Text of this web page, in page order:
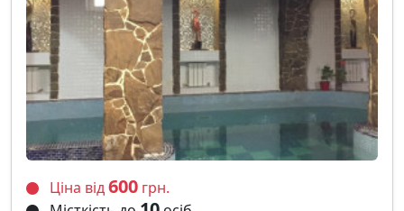
Ціна від600 грн.